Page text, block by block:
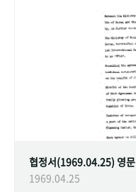
협정서(1969.04.25) 영문
1969.04.25